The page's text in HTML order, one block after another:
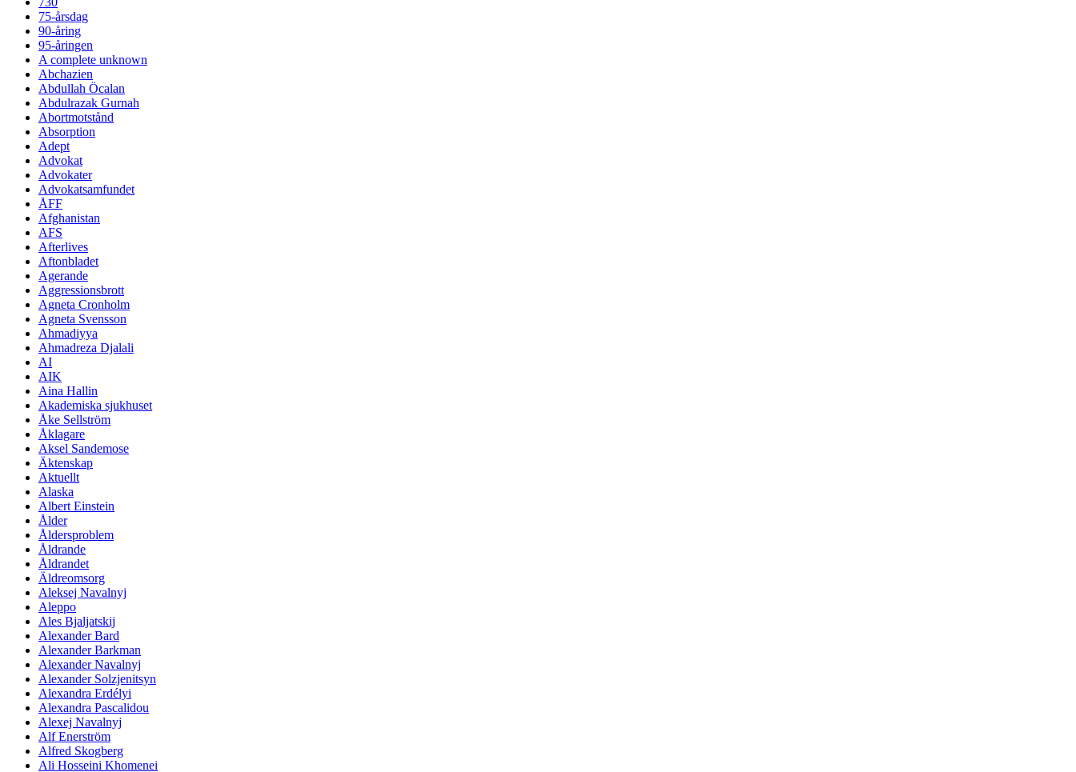
75-årsdag
90-åring
95-åringen
A complete unknown
Abchazien
Abdullah Öcalan
Abdulrazak Gurnah
Abortmotstånd
Absorption
Adept
Advokat
Advokater
Advokatsamfundet
ÅFF
Afghanistan
AFS
Afterlives
Aftonbladet
Agerande
Aggressionsbrott
Agneta Cronholm
Agneta Svensson
Ahmadiyya
Ahmadreza Djalali
AI
AIK
Aina Hallin
Akademiska sjukhuset
Åke Sellström
Åklagare
Aksel Sandemose
Äktenskap
Aktuellt
Alaska
Albert Einstein
Ålder
Åldersproblem
Åldrande
Åldrandet
Äldreomsorg
Aleksej Navalnyj
Aleppo
Ales Bjaljatskij
Alexander Bard
Alexander Barkman
Alexander Navalnyj
Alexander Solzjenitsyn
Alexandra Erdélyi
Alexandra Pascalidou
Alexej Navalnyj
Alf Enerström
Alfred Skogberg
Ali Hosseini Khomenei